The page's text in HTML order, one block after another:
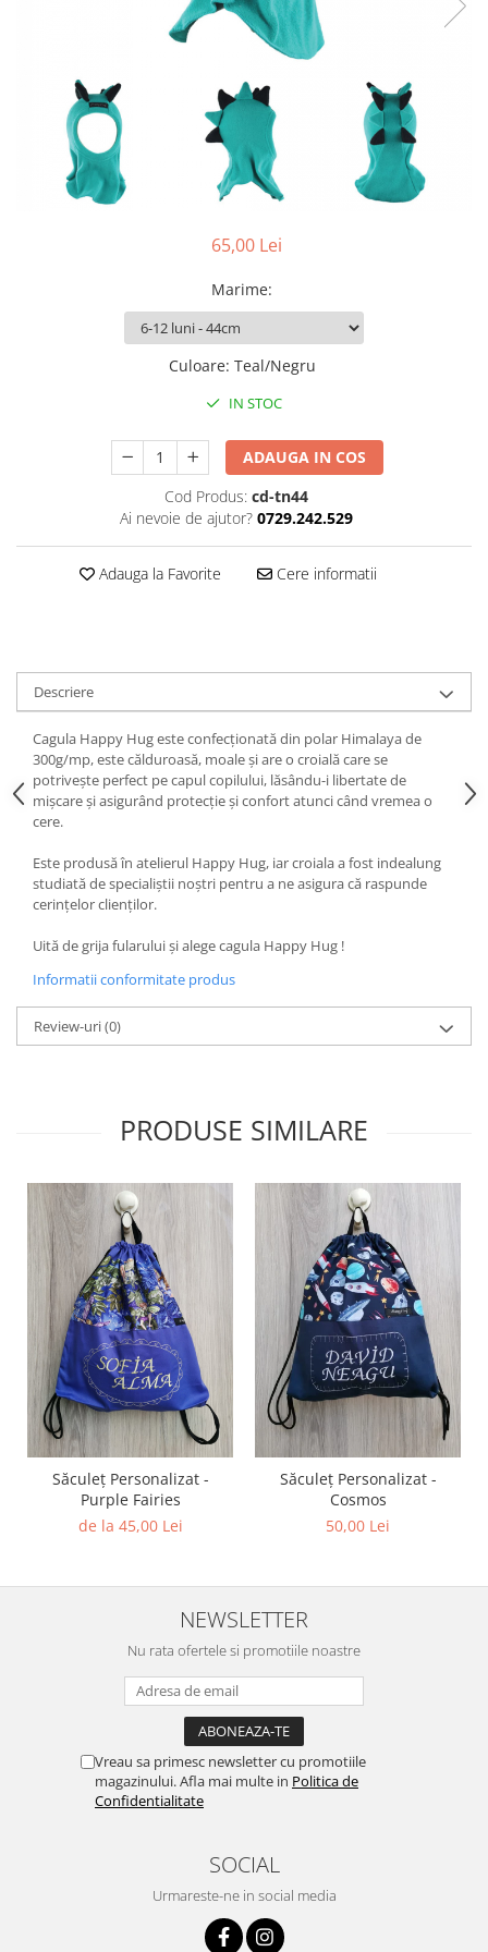
65,00 Lei
Marime:
Culoare: Teal/Negru
IN STOC
ADAUGA IN COS
Cod Produs: cd-tn44
Ai nevoie de ajutor? 0729.242.529
Adauga la Favorite Cere informatii
Descriere
Cagula Happy Hug este confecționată din polar Himalaya de
300g/mp, este călduroasă, moale și are o croială care se
potrivește perfect pe capul copilului, lăsându-i libertate de
mișcare și asigurând protecție și confort atunci când vremea o
cere.
Este produsă în atelierul Happy Hug, iar croiala a fost indealung
studiată de specialiștii noștri pentru a ne asigura că raspunde
cerințelor clienților.
Uită de grija fularului și alege cagula Happy Hug !
Informatii conformitate produs
Review-uri(0)
PRODUSE SIMILARE
Săculeț Personalizat -
Purple Fairies
de la 45,00 Lei
Săculeț Personalizat -
Cosmos
50,00 Lei
NEWSLETTER
Nu rata ofertele si promotiile noastre
Vreau sa primesc newsletter cu promotiile
magazinului. Afla mai multe in Politica de
Confidentialitate
SOCIAL
Urmareste-ne in social media